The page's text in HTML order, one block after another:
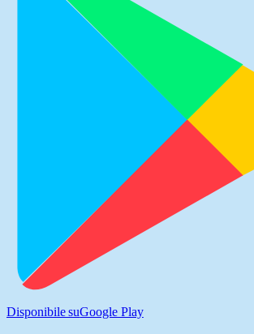
Disponibile suGoogle Play